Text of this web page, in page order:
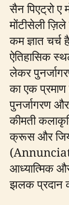
सैन पिएट्रो ए
मोंटीसेली
कम ज्ञात
ऐतिहासिक
लेकर
का एक
पुनर्जागरण
कीमती
क्रूस और
आध्यात्मिक
झलक प्रदान